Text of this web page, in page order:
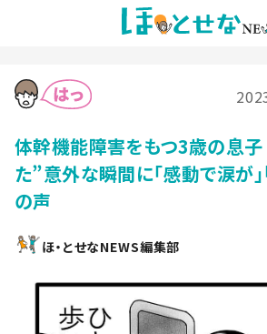
体幹機能障害をもつ3歳の息
た”意外な瞬間に「感動で涙が」
の声
ほ・とせなNEWS編集部